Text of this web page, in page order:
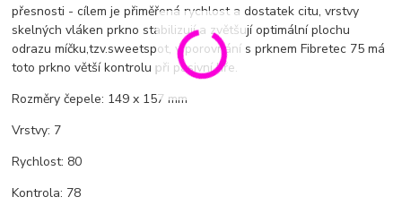
přesnosti - cílem je přiměřená rychlost a dostatek citu, vrstvy
skelných vláken prkno stabilizují a zvětšují optimální plochu
odrazu míčku,tzv.sweetspot, v porovnání s prknem Fibretec 75 má
toto prkno větší kontrolu při pasivní hře.
Rozměry čepele: 149 x 157 mm
Vrstvy: 7
Rychlost: 80
Kontrola: 78